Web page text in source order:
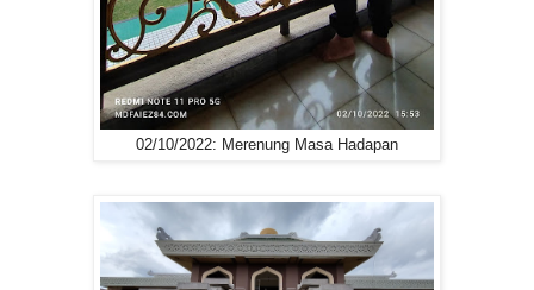
02/10/2022: Merenung Masa Hadapan